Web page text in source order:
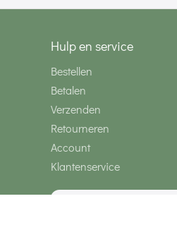
Hulp en service
Bestellen
Betalen
Verzenden
Retourneren
Account
Klantenservice